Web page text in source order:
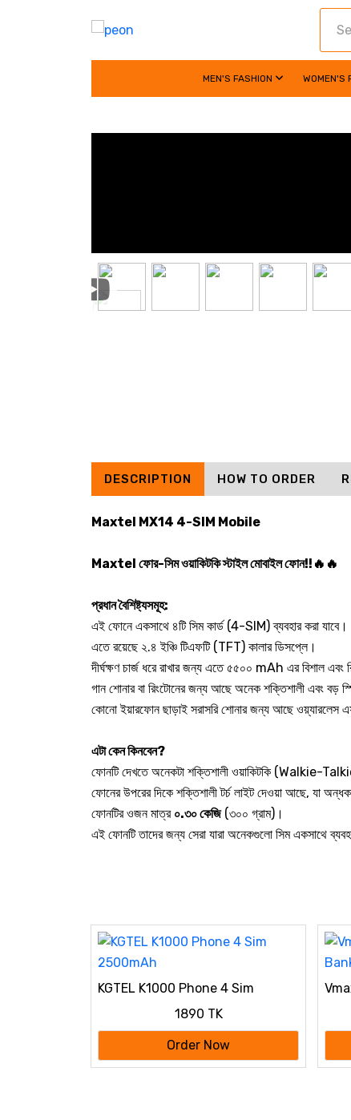
MEN'S FASHION WOMEN'S
DESCRIPTION HOW TO ORDER
Maxtel MX14 4-SIM Mobile
Maxtel ফোর-সিম ওয়াকিটকি স্টাইল মোবাইল ফোন!!🔥🔥
প্রধান বৈশিষ্ট্যসমূহ:
এই ফোনে একসাথে ৪টি সিম কার্ড (4-SIM) ব্যবহার করা যাবে।
এতে রয়েছে ২.৪ ইঞ্চি টিএফটি (TFT) কালার ডিসপ্লে।
দীর্ঘক্ষণ চার্জ ধরে রাখার জন্য এতে ৫৫০০ mAh এর বিশাল এবং
গান শোনার বা রিংটোনের জন্য আছে অনেক শক্তিশালী এবং বড়
কোনো ইয়ারফোন ছাড়াই সরাসরি শোনার জন্য আছে
এটা কেন কিনবেন?
ফোনটি দেখতে অনেকটা শক্তিশালী ওয়াকিটকি (Walkie-
ফোনের উপরের দিকে শক্তিশালী টর্চ লাইট দেওয়া আছে, যা
ফোনটির ওজন মাত্র ০.৩০ কেজি(৩০০ গ্রাম)।
এই ফোনটি তাদের জন্য সেরা যারা অনেকগুলো সিম একসাথে
KGTEL K1000 Phone 4 Sim
1890 TK
Order Now